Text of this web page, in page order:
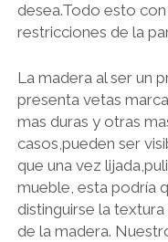
desea.Todo esto
restricciones de la
La madera al ser un
presenta vetas
mas duras y otras
casos,pueden ser
que una vez
mueble, esta podría
distinguirse la
de la madera.